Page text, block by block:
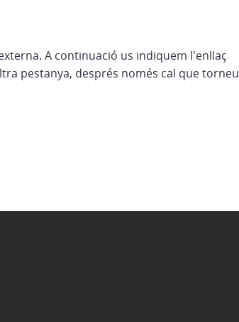
A continuació us indiquem l'enllaç
pestanya, després només cal que torneu